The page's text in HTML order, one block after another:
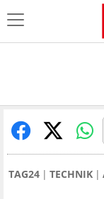
TAG24 TECHNIK